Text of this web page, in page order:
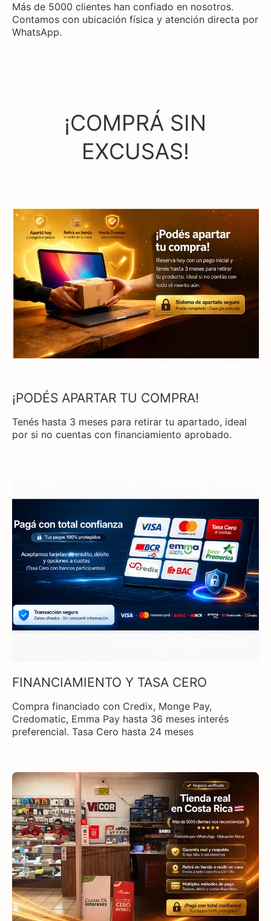
Más de 5000 clientes han confiado en nosotros.
Contamos con ubicación física y atención directa por
WhatsApp.
¡COMPRÁ SIN
EXCUSAS!
¡PODÉS APARTAR TU COMPRA!
Tenés hasta 3 meses para retirar tu apartado, ideal
por si no cuentas con financiamiento aprobado.
FINANCIAMIENTO Y TASA CERO
Compra financiado con Credix, Monge Pay,
Credomatic, Emma Pay hasta 36 meses interés
preferencial. Tasa Cero hasta 24 meses